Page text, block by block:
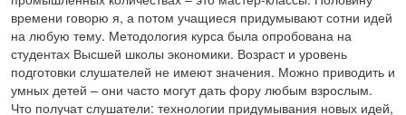
времени говорю я, а потом учащиеся придумывают сотни идей
на любую тему. Методология курса была опробована на
студентах Высшей школы экономики. Возраст и уровень
подготовки слушателей не имеют значения. Можно приводить и
умных детей – они часто могут дать фору любым взрослым.
Что получат слушатели: технологии придумывания новых идей,